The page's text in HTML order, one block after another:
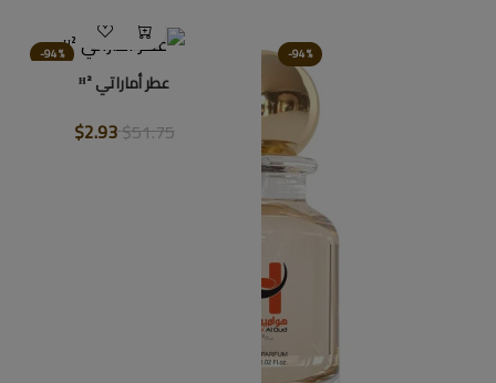
-94%
-94%
عطر أماراتي ᴴ²
$51.75
$2.93